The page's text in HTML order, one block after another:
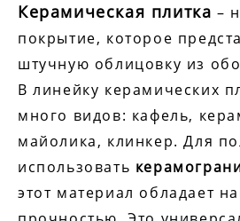
Керамическая плитка –
покрытие, которое
штучную облицовку из
В линейку керамических
много видов: кафель,
майолика, клинкер. Для
использовать
этот материал обладает